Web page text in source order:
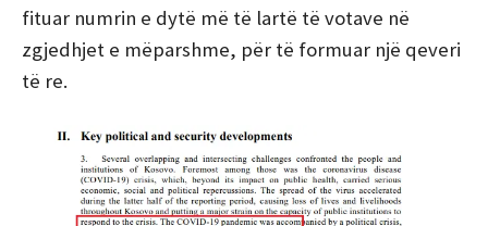
fituar numrin e dytë më të lartë të votave në
zgjedhjet e mëparshme, për të formuar një qeveri
të re.